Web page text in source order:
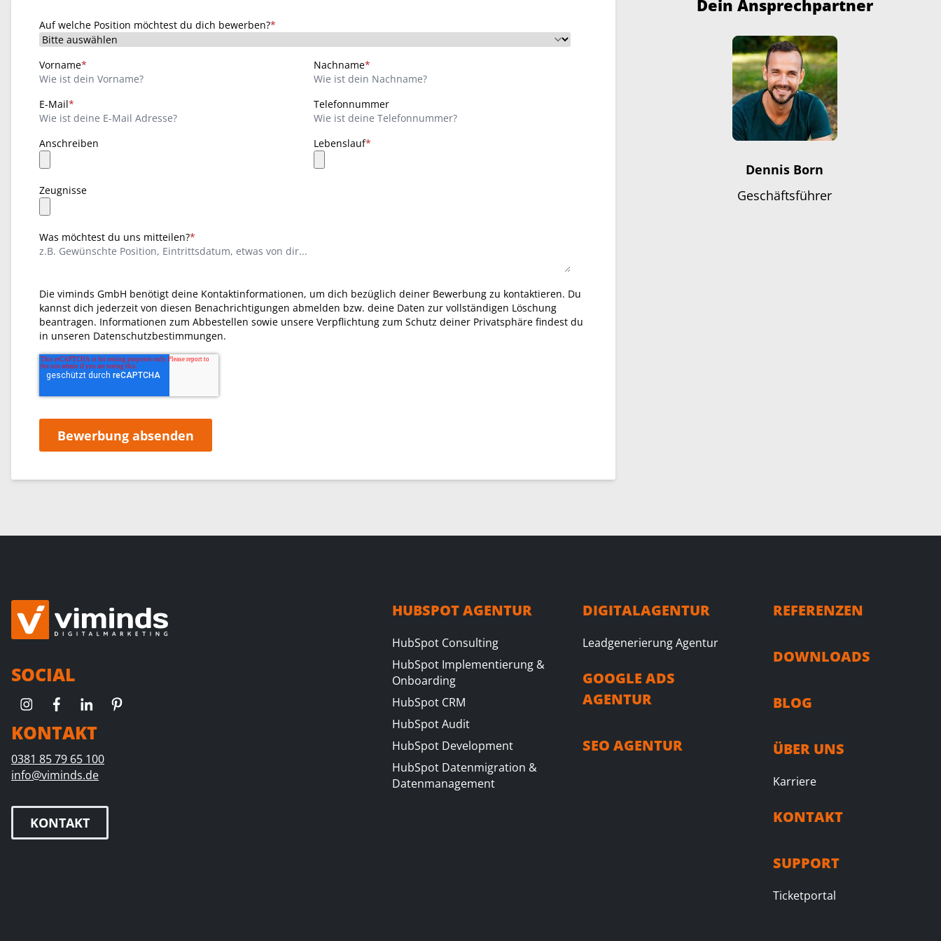
Auf welche Position möchtest du dich bewerben?*
Vorname* Nachname*
E-Mail* Telefonnummer
Anschreiben Lebenslauf*
Zeugnisse
Was möchtest du uns mitteilen?*
Die viminds GmbH benötigt deine Kontaktinformationen, um dich bezüglich deiner Bewerbung zu kontaktieren. Du
kannst dich jederzeit von diesen Benachrichtigungen abmelden bzw. deine Daten zur vollständigen Löschung
beantragen. Informationen zum Abbestellen sowie unsere Verpflichtung zum Schutz deiner Privatsphäre findest du
in unseren Datenschutzbestimmungen.
Dein Ansprechpartner
Dennis Born
Geschäftsführer
SOCIAL
KONTAKT
0381 85 79 65 100
info@viminds.de
KONTAKT
HUBSPOT AGENTUR
HubSpot Consulting
HubSpot Implementierung &
Onboarding
HubSpot CRM
HubSpot Audit
HubSpot Development
HubSpot Datenmigration &
Datenmanagement
DIGITALAGENTUR
Leadgenerierung Agentur
GOOGLE ADS
AGENTUR
SEO AGENTUR
REFERENZEN
DOWNLOADS
BLOG
ÜBER UNS
Karriere
KONTAKT
SUPPORT
Ticketportal